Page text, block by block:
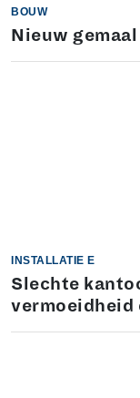
BOUW
Nieuw
INSTALLATIE E
Slechte
vermoeidheid